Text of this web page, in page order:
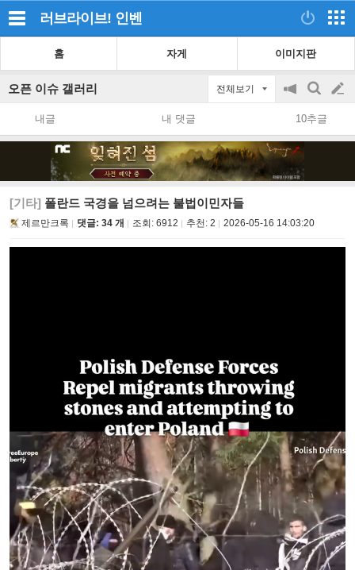
러브라이브! 인벤
홈 자게 이미지판
오픈 이슈 갤러리 전체보기
공
지
on/off
검
색
글
쓰
내글 내 댓글 10추글
[기타] 폴란드 국경을 넘으려는 불법이민자들
제르만크록 댓글: 34 개 조회: 6912 추천: 2 2026-05-16 14:03:20